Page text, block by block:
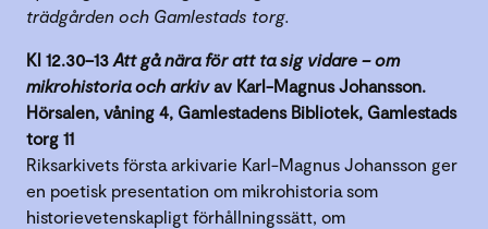
trädgården och Gamlestads torg.
Kl 12.30–13 Att gå nära för att ta sig vidare – om
mikrohistoria och arkivav Karl-Magnus Johansson.
Hörsalen, våning 4, Gamlestadens Bibliotek, Gamlestads
torg 11
Riksarkivets första arkivarie Karl-Magnus Johansson ger
en poetisk presentation om mikrohistoria som
historievetenskapligt förhållningssätt, om